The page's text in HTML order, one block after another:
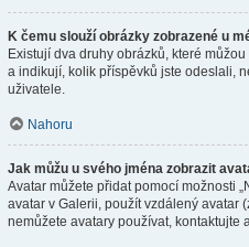
K čemu slouží obrázky zobrazené u
Existují dva druhy obrázků, které
a indikují, kolik příspěvků jste odeslali,
uživatele.
Nahoru
Jak můžu u svého jména zobrazit
Avatar můžete přidat pomocí možnosti
avatar v Galerii, použít vzdálený avatar
nemůžete avatary používat, kontaktujte